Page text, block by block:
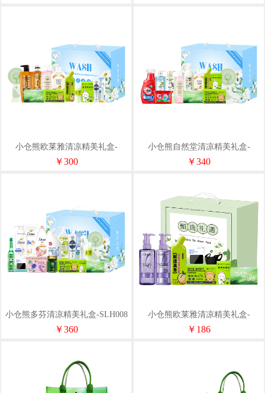
小仓熊欧莱雅清凉精美礼盒-
SLH014
￥300
小仓熊自然堂清凉精美礼盒-
SLH012
￥340
小仓熊多芬清凉精美礼盒-SLH008
￥360
小仓熊欧莱雅清凉精美礼盒-
SLH005
￥186